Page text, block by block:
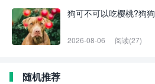
狗可不可以吃樱桃?狗
2026-08-06 阅读(27)
随机推荐